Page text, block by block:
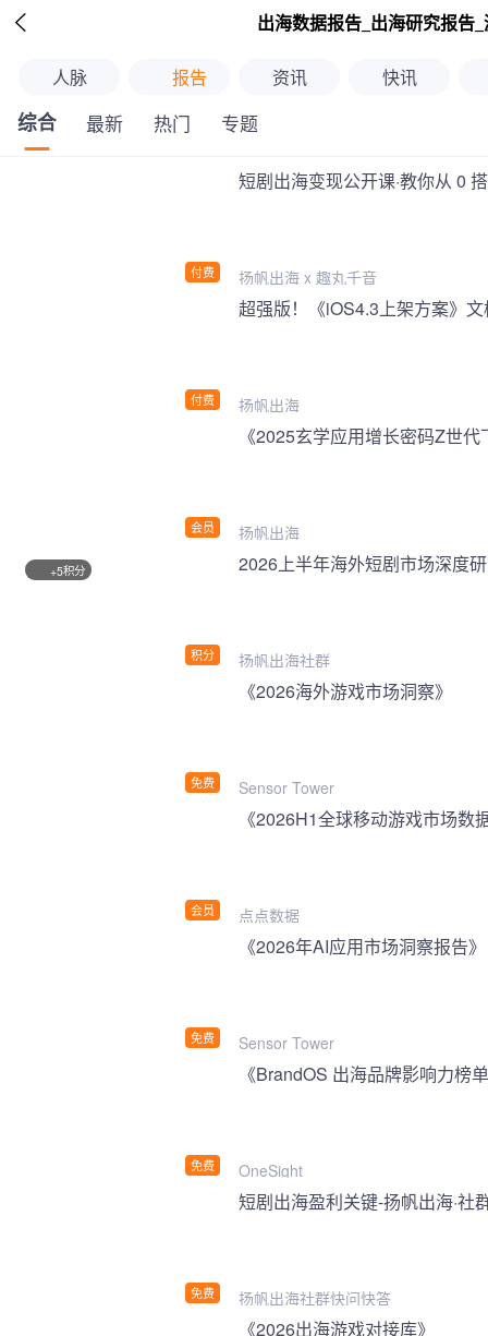
 出海数据报告_出海研究报告
人脉 报告 资讯 快讯
综合 最新 热门 专题
付费
短剧出海变现公开课·教你从 0
扬帆出海 x 趣丸千音
付费 扬帆出海
会员
《2025玄学应用增长密码Z世
扬帆出海
+5积分
积分
2026上半年海外短剧市场深度
扬帆出海社群
免费
《2026海外游戏市场洞察》
Sensor Tower
会员
《2026H1全球移动游戏市场数
点点数据
免费
《2026年AI应用市场洞察报告》
Sensor Tower
免费
《BrandOS 出海品牌影响力榜
OneSight
免费
短剧出海盈利关键-扬帆出海·社
扬帆出海社群快问快答
《2026出海游戏对接库》